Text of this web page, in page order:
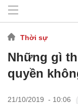
Thời sự
Những gì
quyền
21/10/2019 - 10:06